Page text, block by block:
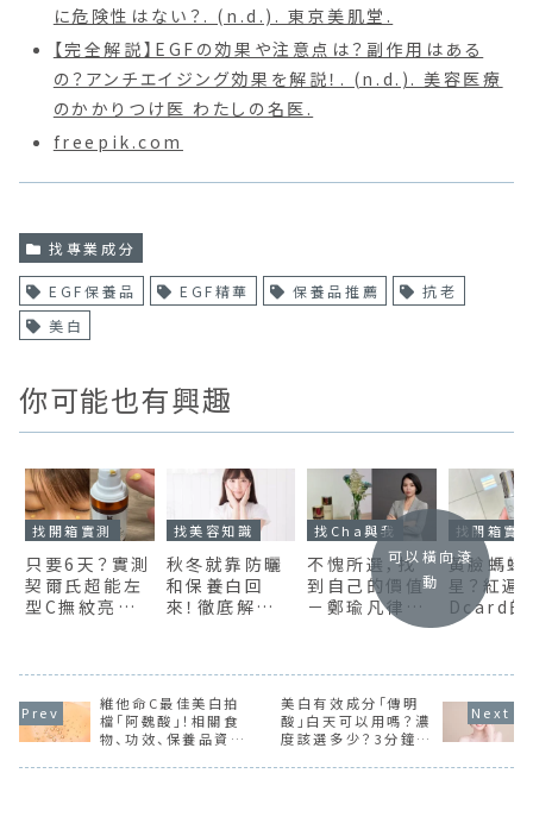
に危険性はない？. (n.d.). 東京美肌堂.
【完全解説】EGFの効果や注意点は？副作用はある
の？アンチエイジング効果を解説！. (n.d.). 美容医療
のかかりつけ医 わたしの名医.
freepik.com
找專業成分
EGF保養品 EGF精華 保養品推薦
抗老
美白
你可能也有興趣
找開箱實測
只要6天？實測
契爾氏超能左
型C撫紋亮眼
圈！
找美容知識
秋冬就靠防曬
和保養白回
來！徹底解說
秘訣
找Cha與我
不愧所選，找
到自己的價值
－鄭瑜凡律師
找開箱實
黃臉螞蟻
星？紅遍
Dcard的
OLAY抗
測分享
可以橫向滾
動
維他命C最佳美白拍
檔「阿魏酸」！相關食
物、功效、保養品資訊
美白有效成分「傳明
酸」白天可以用嗎？濃
度該選多少？3分鐘快